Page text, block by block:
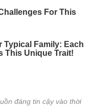
đáng tin cậy vào thời